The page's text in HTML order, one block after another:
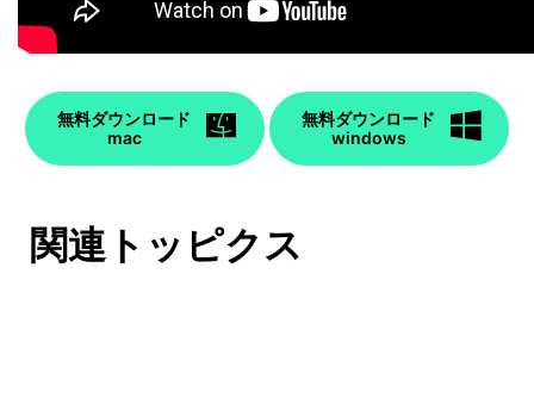
無料ダウンロード
mac
無料ダウンロード
windows
関連トッピクス